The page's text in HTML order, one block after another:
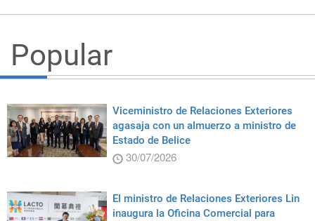
Popular
Viceministro de Relaciones Exteriores
agasaja con un almuerzo a ministro de
Estado de Belice
30/07/2026
El ministro de Relaciones Exteriores Lin
inaugura la Oficina Comercial para